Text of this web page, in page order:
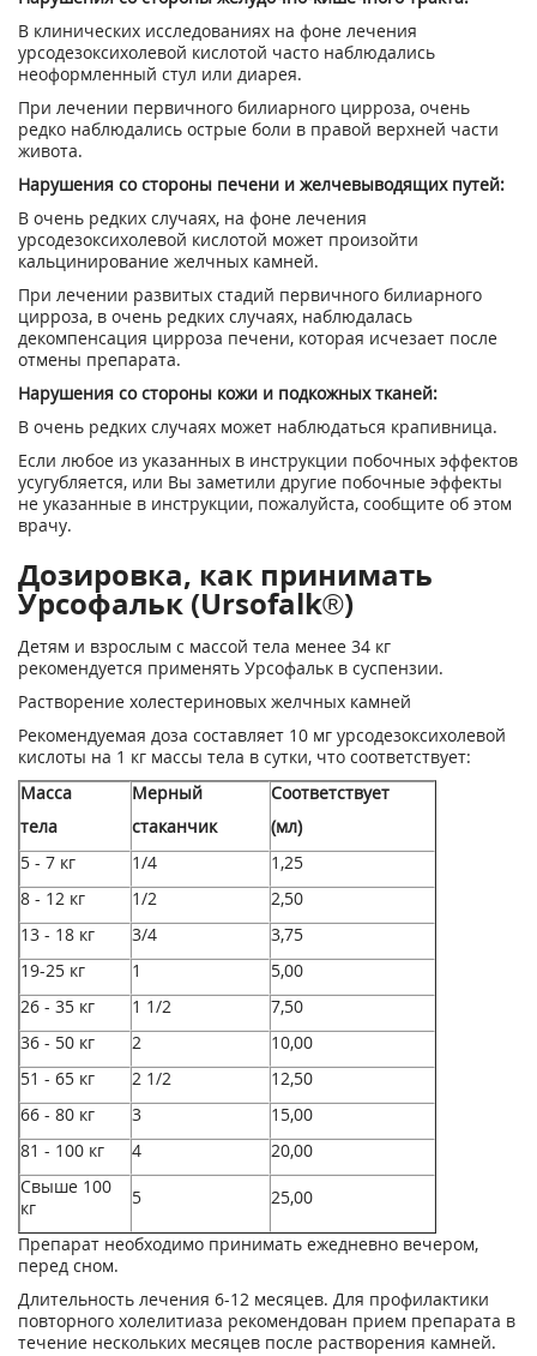
В клинических исследованиях на фоне лечения
урсодезоксихолевой кислотой часто наблюдались
неоформленный стул или диарея.
При лечении первичного билиарного цирроза, очень
редко наблюдались острые боли в правой верхней части
живота.
Нарушения со стороны печени и желчевыводящих путей:
В очень редких случаях, на фоне лечения
урсодезоксихолевой кислотой может произойти
кальцинирование желчных камней.
При лечении развитых стадий первичного билиарного
цирроза, в очень редких случаях, наблюдалась
декомпенсация цирроза печени, которая исчезает после
отмены препарата.
Нарушения со стороны кожи и подкожных тканей:
В очень редких случаях может наблюдаться крапивница.
Если любое из указанных в инструкции побочных эффектов
усугубляется, или Вы заметили другие побочные эффекты
не указанные в инструкции, пожалуйста, сообщите об этом
врачу.
Дозировка, как принимать
Урсофальк (Ursofalk®)
Детям и взрослым с массой тела менее 34 кг
рекомендуется применять Урсофальк в суспензии.
Растворение холестериновых желчных камней
Рекомендуемая доза составляет 10 мг урсодезоксихолевой
кислоты на 1 кг массы тела в сутки, что соответствует:
Масса
тела
Мерный
стаканчик
Соответствует
(мл)
5 - 7 кг
1/4
1,25
8 - 12 кг
1/2
2,50
13 - 18 кг
3/4
3,75
19-25 кг
1
5,00
26 - 35 кг
1 1/2
7,50
36 - 50 кг
2
10,00
51 - 65 кг
2 1/2
12,50
66 - 80 кг
3
15,00
81 - 100 кг
4
20,00
Свыше 100
кг
5 25,00
Препарат необходимо принимать ежедневно вечером,
перед сном.
Длительность лечения 6-12 месяцев. Для профилактики
повторного холелитиаза рекомендован прием препарата в
течение нескольких месяцев после растворения камней.